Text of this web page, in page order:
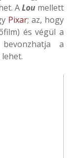
ALoumellett
Pixar; az, hogy
és végül a
a